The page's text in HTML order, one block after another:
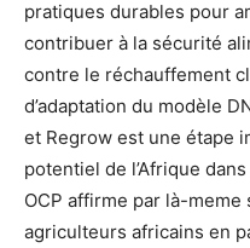
pratiques durables pour
contribuer à la sécurité
contre le réchauffement
d’adaptation du modèle
et Regrow est une étape
potentiel de l’Afrique
OCP affirme par là-
agriculteurs africains en